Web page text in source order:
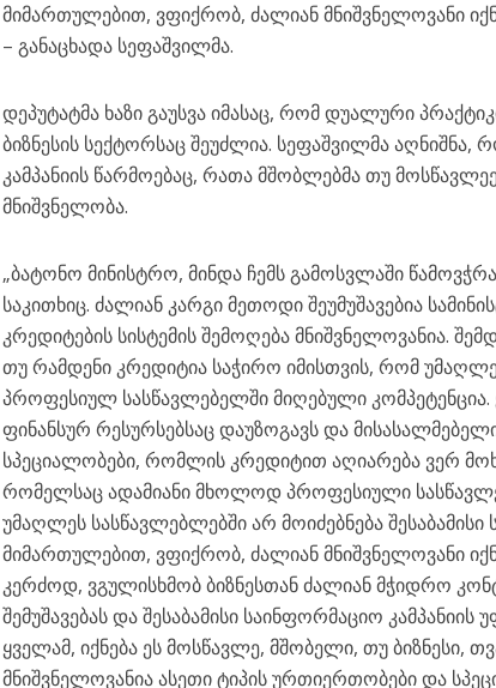
მიმართულებით, ვფიქრობ, ძალიან მნიშვნელოვანი
– განაცხადა სეფაშვილმა.
დეპუტატმა ხაზი გაუსვა იმასაც, რომ დუალური
ბიზნესის სექტორსაც შეუძლია. სეფაშვილმა
კამპანიის წარმოებაც, რათა მშობლებმა თუ
მნიშვნელობა.
„ბატონო მინისტრო, მინდა ჩემს გამოსვლაში
საკითხიც. ძალიან კარგი მეთოდი შეუმუშავებია
კრედიტების სისტემის შემოღება მნიშვნელოვანია.
თუ რამდენი კრედიტია საჭირო იმისთვის, რომ
პროფესიულ სასწავლებელში მიღებული
ფინანსურ რესურსებსაც დაუზოგავს და
სპეციალობები, რომლის კრედიტით აღიარება ვერ
რომელსაც ადამიანი მხოლოდ პროფესიული
უმაღლეს სასწავლებლებში არ მოიძებნება
მიმართულებით, ვფიქრობ, ძალიან მნიშვნელოვანი
კერძოდ, ვგულისხმობ ბიზნესთან ძალიან მჭიდრო
შემუშავებას და შესაბამისი საინფორმაციო
ყველამ, იქნება ეს მოსწავლე, მშობელი, თუ
მნიშვნელოვანია ასეთი ტიპის ურთიერთობები და